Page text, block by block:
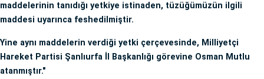
maddelerinin tanıdığı yetkiye istinaden, tüzüğümüzün ilgili
maddesi uyarınca feshedilmiştir.
Yine aynı maddelerin verdiği yetki çerçevesinde, Milliyetçi
Hareket Partisi Şanlıurfa İl Başkanlığı görevine Osman Mutlu
atanmıştır."